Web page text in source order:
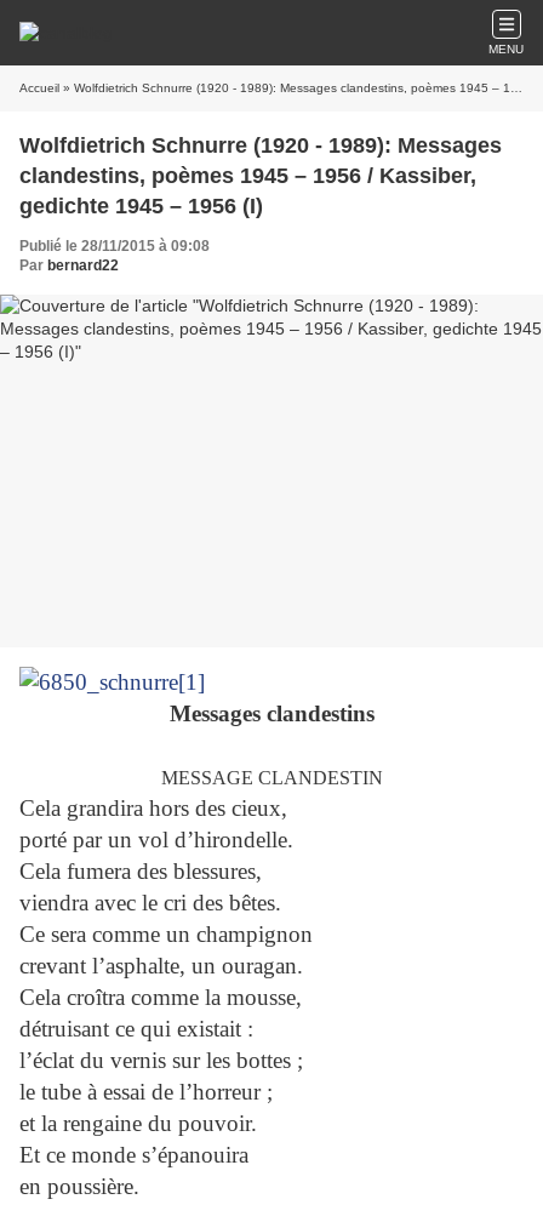
MENU
Accueil » Wolfdietrich Schnurre (1920 - 1989): Messages clandestins, poèmes 1945 – 1956 / Kassiber, gedichte 1945 – 1956 (I)
Wolfdietrich Schnurre (1920 - 1989): Messages
clandestins, poèmes 1945 – 1956 / Kassiber,
gedichte 1945 – 1956 (I)
Publié le 28/11/2015 à 09:08
Par bernard22
Messages clandestins
MESSAGE CLANDESTIN
Cela grandira hors des cieux,
porté par un vol d’hirondelle.
Cela fumera des blessures,
viendra avec le cri des bêtes.
Ce sera comme un champignon
crevant l’asphalte, un ouragan.
Cela croîtra comme la mousse,
détruisant ce qui existait :
l’éclat du vernis sur les bottes ;
le tube à essai de l’horreur ;
et la rengaine du pouvoir.
Et ce monde s’épanouira
en poussière.